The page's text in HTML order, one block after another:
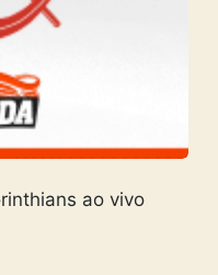
ao vivo